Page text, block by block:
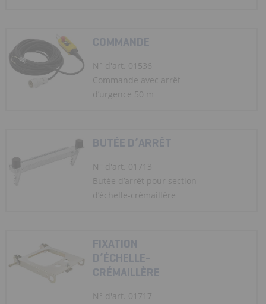
COMMANDE
N° d'art. 01536
Commande avec arrêt
d’urgence 50 m
BUTÉE D’ARRÊT
N° d'art. 01713
Butée d’arrêt pour section
d’échelle-crémaillère
FIXATION
D’ÉCHELLE-
CRÉMAILLÈRE
N° d'art. 01717